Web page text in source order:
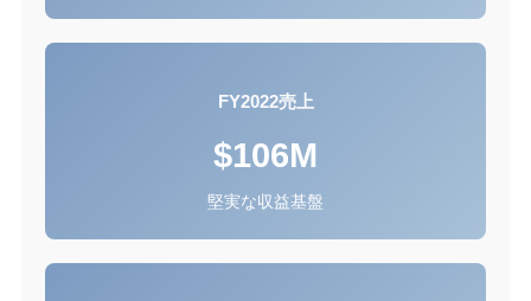
FY2022売上
$106M
堅実な収益基盤